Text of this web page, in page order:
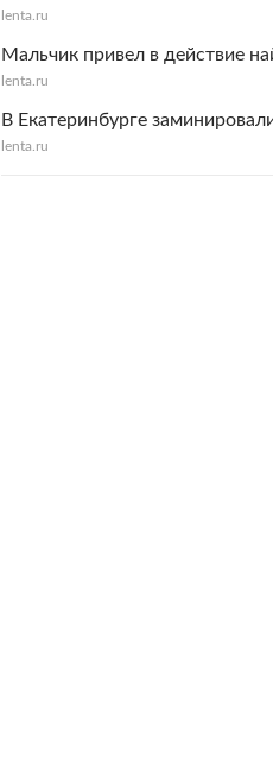
lenta.ru
Мальчик привел в действие
lenta.ru
В Екатеринбурге
lenta.ru